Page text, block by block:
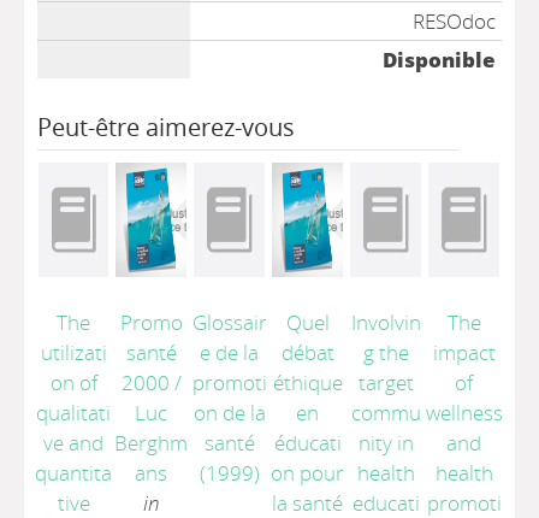
RESOdoc
Disponible
Peut-être aimerez-vous
The
utilizati
on of
qualitati
ve and
quantita
tive
Promo
santé
2000 /
Luc
Berghm
ans
in
Glossair
e de la
promoti
on de la
santé
(1999)
Quel
débat
éthique
en
éducati
on pour
la santé
Involvin
g the
target
commu
nity in
health
educati
The
impact
of
wellness
and
health
promoti